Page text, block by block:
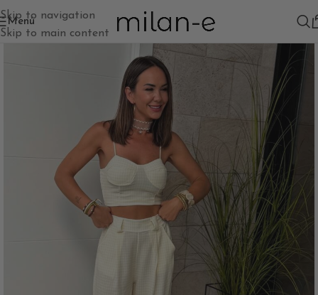
Skip to navigation
Skip to main content
Menú